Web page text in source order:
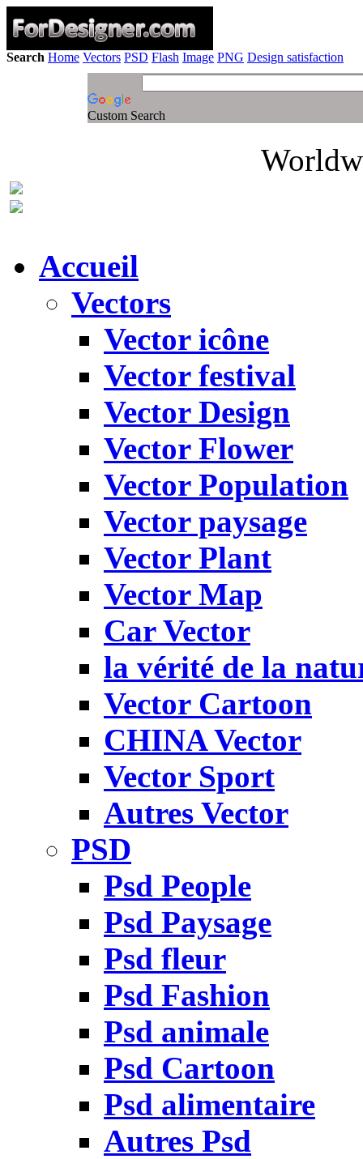
Search Home Vectors PSD Flash Image PNG Design satisfaction
Custom Search
Accueil
Vectors
Vector icône
Vector festival
Vector Design
Vector Flower
Vector Population
Vector paysage
Vector Plant
Vector Map
Car Vector
la vérité de la
Vector Cartoon
CHINA Vector
Vector Sport
Autres Vector
PSD
Psd People
Psd Paysage
Psd fleur
Psd Fashion
Psd animale
Psd Cartoon
Psd alimentaire
Autres Psd